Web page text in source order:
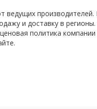
ведущих
и доставку в
политика